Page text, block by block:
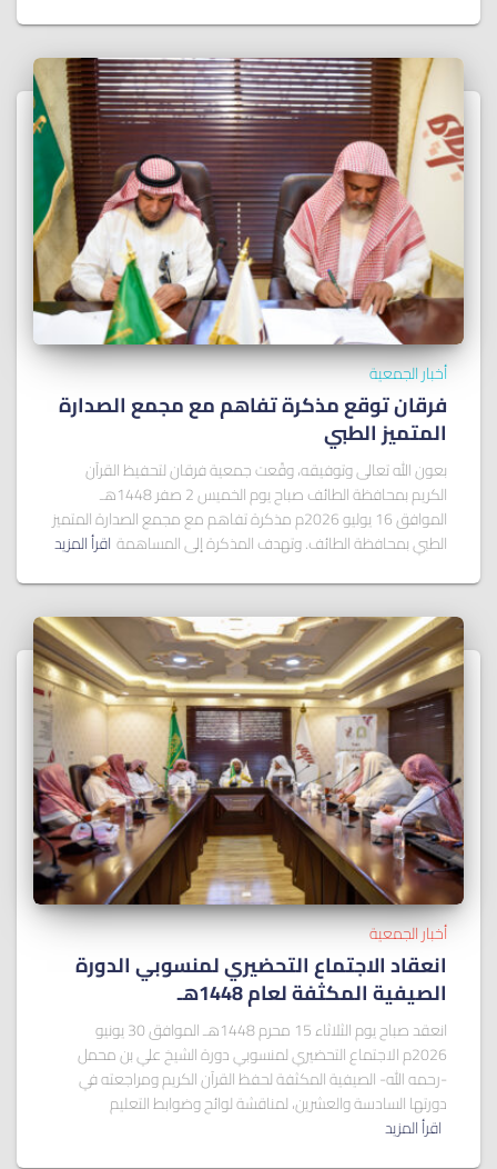
أخبار الجمعية
فرقان توقع مذكرة تفاهم مع مجمع الصدارة
المتميز الطبي
بعون الله تعالى وتوفيقه، وقّعت جمعية فرقان لتحفيظ القرآن
الكريم بمحافظة الطائف صباح يوم الخميس 2 صفر 1448هـ
الموافق 16 يوليو 2026م مذكرة تفاهم مع مجمع الصدارة المتميز
الطبي بمحافظة الطائف. وتهدف المذكرة إلى المساهمة اقرأ المزيد
أخبار الجمعية
انعقاد الاجتماع التحضيري لمنسوبي الدورة
الصيفية المكثفة لعام 1448هـ
انعقد صباح يوم الثلاثاء 15 محرم 1448هـ الموافق 30 يونيو
2026م الاجتماع التحضيري لمنسوبي دورة الشيخ علي بن محمل
-رحمه الله- الصيفية المكثفة لحفظ القرآن الكريم ومراجعته في
دورتها السادسة والعشرين، لمناقشة لوائح وضوابط التعليم
اقرأ المزيد